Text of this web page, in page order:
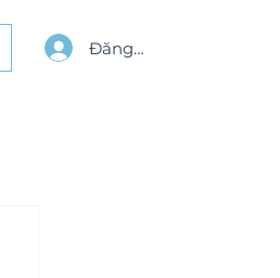
Đăng nhập